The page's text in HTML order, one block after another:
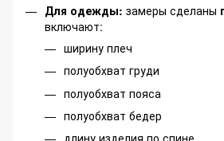
Для одежды: замеры сделаны
включают:
ширину плеч
полуобхват груди
полуобхват пояса
полуобхват бедер